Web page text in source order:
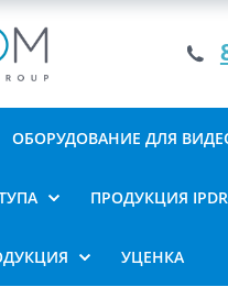
ОБОРУДОВАНИЕ ДЛЯ
ПРОДУКЦИЯ
УЦЕНКА